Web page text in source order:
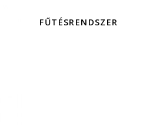
FŰTÉSRENDSZER